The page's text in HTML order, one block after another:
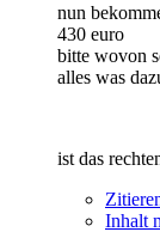
nun
430 euro
bitte wovon
alles was
ist das
Inhalt